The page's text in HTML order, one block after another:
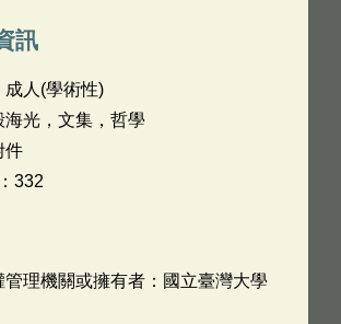
訊
成人(學術性)
海光，文集，哲學
件
332
管理機關或擁有者：國立臺灣大學